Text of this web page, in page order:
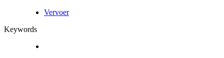
Vervoer
Keywords